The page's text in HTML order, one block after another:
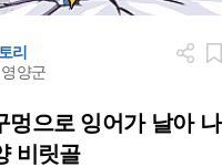
리
양군
멍으로 잉어가 날아 나
비릿골